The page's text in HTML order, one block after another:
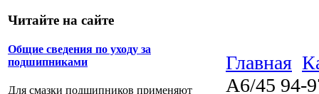
Читайте на сайте
Общие сведения по уходу за
подшипниками
Для смазки подшипников применяют
Главная
А6/45 94-